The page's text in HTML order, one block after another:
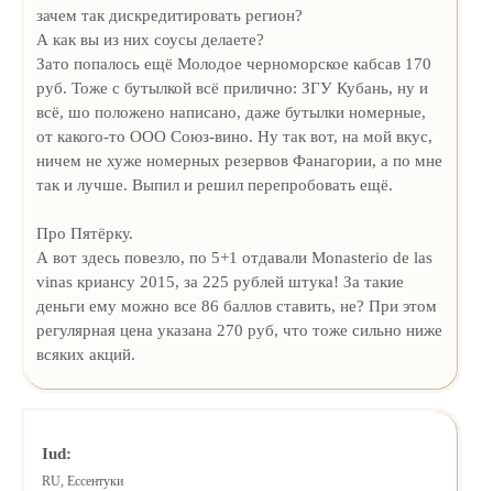
зачем так дискредитировать регион?
А как вы из них соусы делаете?
Зато попалось ещё Молодое черноморское кабсав 170
руб. Тоже с бутылкой всё прилично: ЗГУ Кубань, ну и
всё, шо положено написано, даже бутылки номерные,
от какого-то ООО Союз-вино. Ну так вот, на мой вкус,
ничем не хуже номерных резервов Фанагории, а по мне
так и лучше. Выпил и решил перепробовать ещё.
Про Пятёрку.
А вот здесь повезло, по 5+1 отдавали Monasterio de las
vinas криансу 2015, за 225 рублей штука! За такие
деньги ему можно все 86 баллов ставить, не? При этом
регулярная цена указана 270 руб, что тоже сильно ниже
всяких акций.
Iud:
RU, Ессентуки